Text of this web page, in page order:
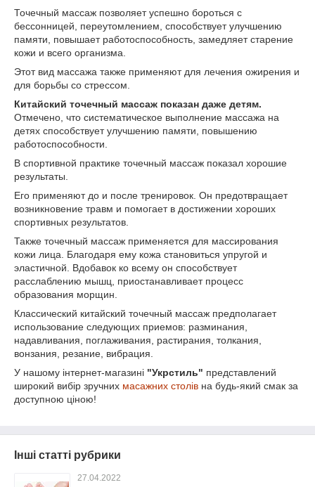
Точечный массаж позволяет успешно бороться с
бессонницей, переутомлением, способствует улучшению
памяти, повышает работоспособность, замедляет старение
кожи и всего организма.
Этот вид массажа также применяют для лечения ожирения и
для борьбы со стрессом.
Китайский точечный массаж показан даже детям.
Отмечено, что систематическое выполнение массажа на
детях способствует улучшению памяти, повышению
работоспособности.
В спортивной практике точечный массаж показал хорошие
результаты.
Его применяют до и после тренировок. Он предотвращает
возникновение травм и помогает в достижении хороших
спортивных результатов.
Также точечный массаж применяется для массирования
кожи лица. Благодаря ему кожа становиться упругой и
эластичной. Вдобавок ко всему он способствует
расслаблению мышц, приостанавливает процесс
образования морщин.
Классический китайский точечный массаж предполагает
использование следующих приемов: разминания,
надавливания, поглаживания, растирания, толкания,
вонзания, резание, вибрация.
У нашому інтернет-магазині "Укрстиль" представлений
широкий вибір зручних масажних столів на будь-який смак за
доступною ціною!
Інші статті рубрики
27.04.2022